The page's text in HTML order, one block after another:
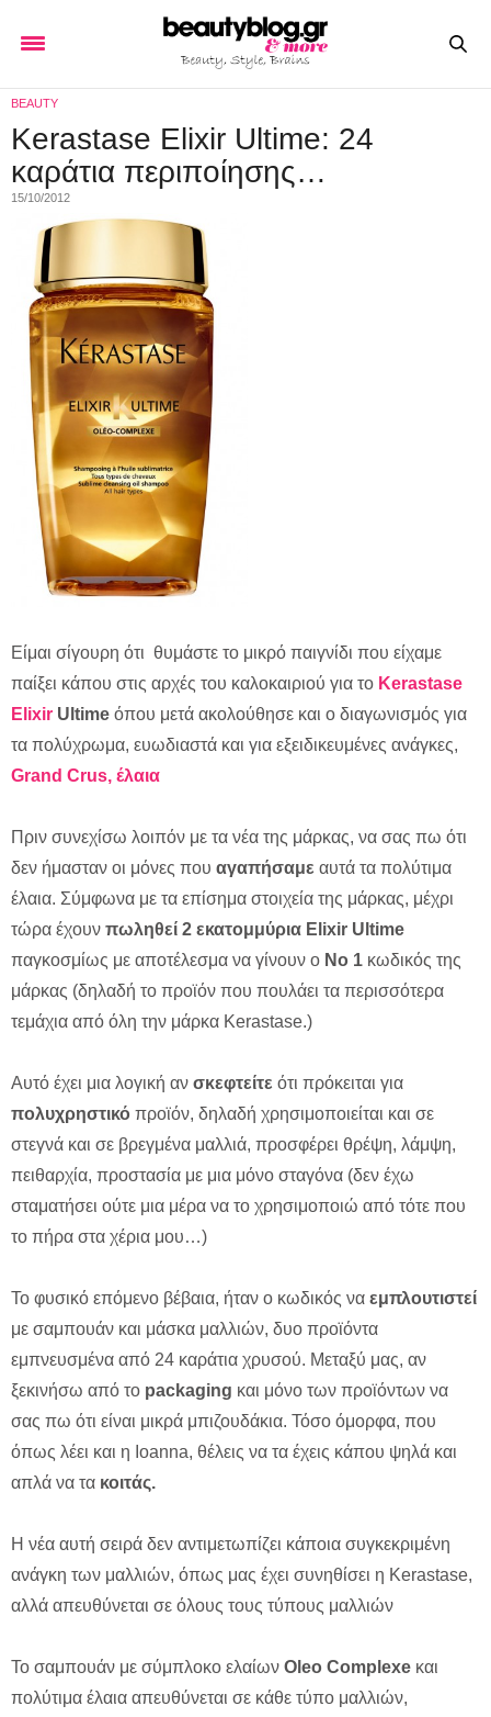
BEAUTY
Kerastase Elixir Ultime: 24
καράτια περιποίησης…
15/10/2012
Eίμαι σίγουρη ότι θυμάστε το μικρό παιγνίδι που είχαμε
παίξει κάπου στις αρχές του καλοκαιριού για το Kerastase
Elixir Ultime όπου μετά ακολούθησε και ο διαγωνισμός για
τα πολύχρωμα, ευωδιαστά και για εξειδικευμένες ανάγκες,
Grand Crus, έλαια
Πριν συνεχίσω λοιπόν με τα νέα της μάρκας, να σας πω ότι
δεν ήμασταν οι μόνες που αγαπήσαμε αυτά τα πολύτιμα
έλαια. Σύμφωνα με τα επίσημα στοιχεία της μάρκας, μέχρι
τώρα έχουν πωληθεί 2 εκατομμύρια Elixir Ultime
παγκοσμίως με αποτέλεσμα να γίνουν ο Νο 1 κωδικός της
μάρκας (δηλαδή το προϊόν που πουλάει τα περισσότερα
τεμάχια από όλη την μάρκα Kerastase.)
Αυτό έχει μια λογική αν σκεφτείτε ότι πρόκειται για
πολυχρηστικό προϊόν, δηλαδή χρησιμοποιείται και σε
στεγνά και σε βρεγμένα μαλλιά, προσφέρει θρέψη, λάμψη,
πειθαρχία, προστασία με μια μόνο σταγόνα (δεν έχω
σταματήσει ούτε μια μέρα να το χρησιμοποιώ από τότε που
το πήρα στα χέρια μου…)
Το φυσικό επόμενο βέβαια, ήταν ο κωδικός να εμπλουτιστεί
με σαμπουάν και μάσκα μαλλιών, δυο προϊόντα
εμπνευσμένα από 24 καράτια χρυσού. Μεταξύ μας, αν
ξεκινήσω από το packaging και μόνο των προϊόντων να
σας πω ότι είναι μικρά μπιζουδάκια. Τόσο όμορφα, που
όπως λέει και η Ioanna, θέλεις να τα έχεις κάπου ψηλά και
απλά να τα κοιτάς.
Η νέα αυτή σειρά δεν αντιμετωπίζει κάποια συγκεκριμένη
ανάγκη των μαλλιών, όπως μας έχει συνηθίσει η Κerastase,
αλλά απευθύνεται σε όλους τους τύπους μαλλιών
Το σαμπουάν με σύμπλοκο ελαίων Oleo Complexe και
πολύτιμα έλαια απευθύνεται σε κάθε τύπο μαλλιών,